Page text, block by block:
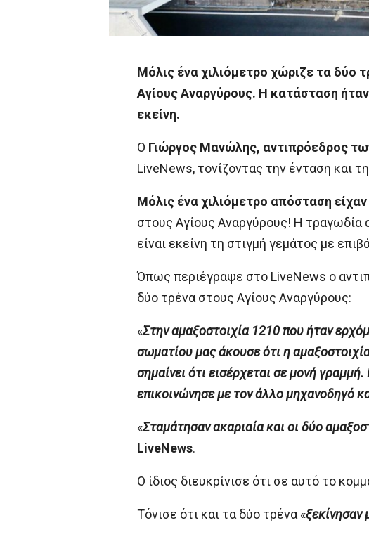
Μόλις ένα χιλιόμετρο χώριζε τα δύο
Αγίους Αναργύρους. Η κατάσταση
εκείνη.
Ο Γιώργος Μανώλης, αντιπρόεδρος
LiveNews, τονίζοντας την ένταση και
Μόλις ένα χιλιόμετρο απόσταση
στους Αγίους Αναργύρους! Η τραγωδία
είναι εκείνη τη στιγμή γεμάτος με
Όπως περιέγραψε στο LiveNews ο
δύο τρένα στους Αγίους Αναργύρους:
«Στην αμαξοστοιχία 1210 που ήταν
σωματίου μας άκουσε ότι η
σημαίνει ότι εισέρχεται σε μονή
επικοινώνησε με τον άλλο μηχανοδηγό
«Σταμάτησαν ακαριαία και οι δύο
LiveNews.
Ο ίδιος διευκρίνισε ότι σε αυτό το
Τόνισε ότι και τα δύο τρένα «ξεκίνησαν